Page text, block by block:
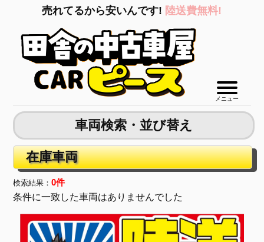
売れてるから安いんです! 陸送費無料!
メニュー
車両検索・並び替え
在庫車両
検索結果：0件
条件に一致した車両はありませんでした